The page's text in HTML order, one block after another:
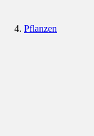
Pflanzen